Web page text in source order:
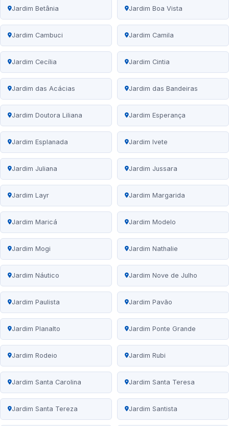
Jardim Betânia Jardim Boa Vista
Jardim Cambuci Jardim Camila
Jardim Cecília Jardim Cintia
Jardim das Acácias Jardim das Bandeiras
Jardim Doutora Liliana Jardim Esperança
Jardim Esplanada Jardim Ivete
Jardim Juliana Jardim Jussara
Jardim Layr Jardim Margarida
Jardim Maricá Jardim Modelo
Jardim Mogi Jardim Nathalie
Jardim Náutico Jardim Nove de Julho
Jardim Paulista Jardim Pavão
Jardim Planalto Jardim Ponte Grande
Jardim Rodeio Jardim Rubi
Jardim Santa Carolina Jardim Santa Teresa
Jardim Santa Tereza Jardim Santista